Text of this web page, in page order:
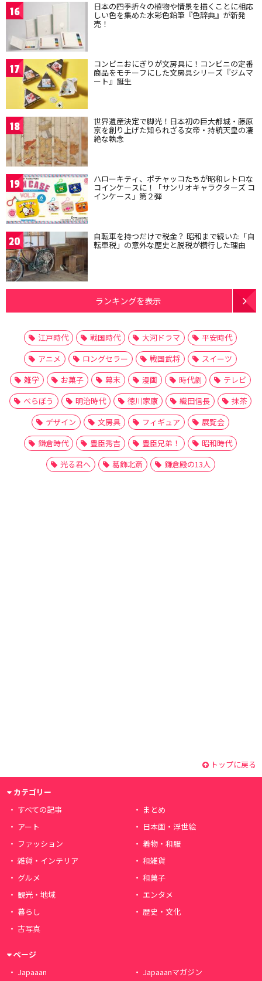
16 日本の四季折々の植物や情景を描くことに相応
しい色を集めた水彩色鉛筆『色辞典』が新発
売！
17 コンビニおにぎりが文房具に！コンビニの定番
商品をモチーフにした文房具シリーズ『ジムマ
ート』誕生
18 世界遺産決定で脚光！日本初の巨大都城・藤原
京を創り上げた知られざる女帝・持統天皇の凄
絶な執念
19 ハローキティ、ポチャッコたちが昭和レトロな
コインケースに！「サンリオキャラクターズ コ
インケース」第２弾
20 自転車を持つだけで税金？ 昭和まで続いた「自
転車税」の意外な歴史と脱税が横行した理由
ランキングを表示
江戸時代 戦国時代 大河ドラマ
平安時代
アニメ
ロングセラー 戦国武将
スイーツ
雑学
お菓子 幕末 漫画 時代劇
テレビ
べらぼう
明治時代 徳川家康 織田信長
抹茶
デザイン
文房具 フィギュア
展覧会
鎌倉時代
豊臣秀吉 豊臣兄弟！
昭和時代
光る君へ
葛飾北斎 鎌倉殿の13人
トップに戻る
カテゴリー
すべての記事
まとめ
アート
日本画・浮世絵
ファッション
着物・和服
雑貨・インテリア
和雑貨
グルメ
和菓子
観光・地域
エンタメ
暮らし
歴史・文化
古写真
ページ
Japaaan
Japaaanマガジン